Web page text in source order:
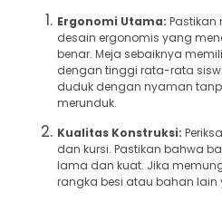
Ergonomi Utama: Pastikan
desain ergonomis yang
benar. Meja sebaiknya
dengan tinggi rata-rata
duduk dengan nyaman
merunduk.
Kualitas Konstruksi:
dan kursi. Pastikan bahwa
lama dan kuat. Jika
rangka besi atau bahan lain